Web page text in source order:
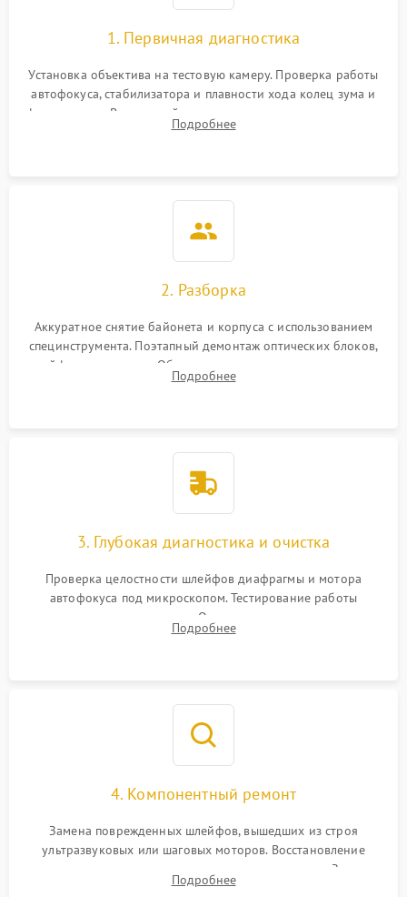
1. Первичная диагностика
Установка объектива на тестовую камеру. Проверка работы
автофокуса, стабилизатора и плавности хода колец зума и
фокусировки. Визуальный осмотр линз на наличие царапин,
грибка, пыли и оценка состояния контактов байонета.
Подробнее
2. Разборка
Аккуратное снятие байонета и корпуса с использованием
специнструмента. Поэтапный демонтаж оптических блоков,
шлейфов и приводов. Обязательная маркировка положения
линзовых групп для сохранения заводской центровки при
Подробнее
3. Глубокая диагностика и очистка
Проверка целостности шлейфов диафрагмы и мотора
автофокуса под микроскопом. Тестирование работы
электромагнитного привода. Очистка оптических элементов
от пыли, следов влаги и грибка спецрастворами без
Подробнее
4. Компонентный ремонт
Замена поврежденных шлейфов, вышедших из строя
ультразвуковых или шаговых моторов. Восстановление
геометрии направляющих при заклинивании зума. Замена
неисправного блока диафрагмы, датчиков положения или
Подробнее